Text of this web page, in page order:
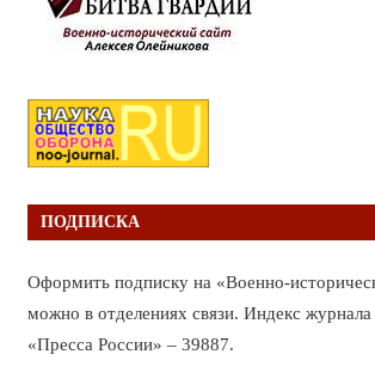
ПОДПИСКА
Оформить подписку на «Военно-
можно в отделениях связи. Индекс
«Пресса России» – 39887.